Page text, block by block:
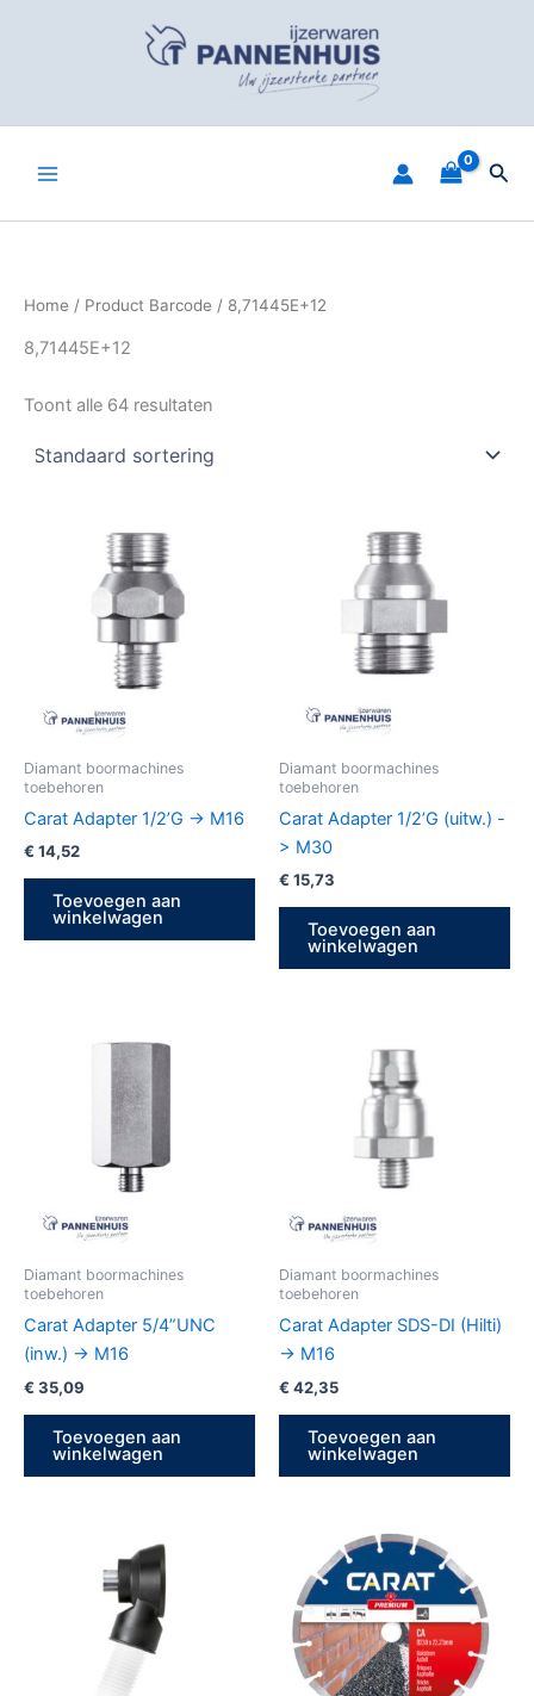
Home / Product Barcode / 8,71445E+12
8,71445E+12
Toont alle 64 resultaten
Diamant boormachines
toebehoren
Carat Adapter 1/2’G -> M16
€ 14,52
Toevoegen aan
winkelwagen
Diamant boormachines
toebehoren
Carat Adapter 1/2’G (uitw.) -
> M30
€ 15,73
Toevoegen aan
winkelwagen
Diamant boormachines
toebehoren
Carat Adapter 5/4”UNC
(inw.) -> M16
€ 35,09
Toevoegen aan
winkelwagen
Diamant boormachines
toebehoren
Carat Adapter SDS-DI (Hilti)
-> M16
€ 42,35
Toevoegen aan
winkelwagen